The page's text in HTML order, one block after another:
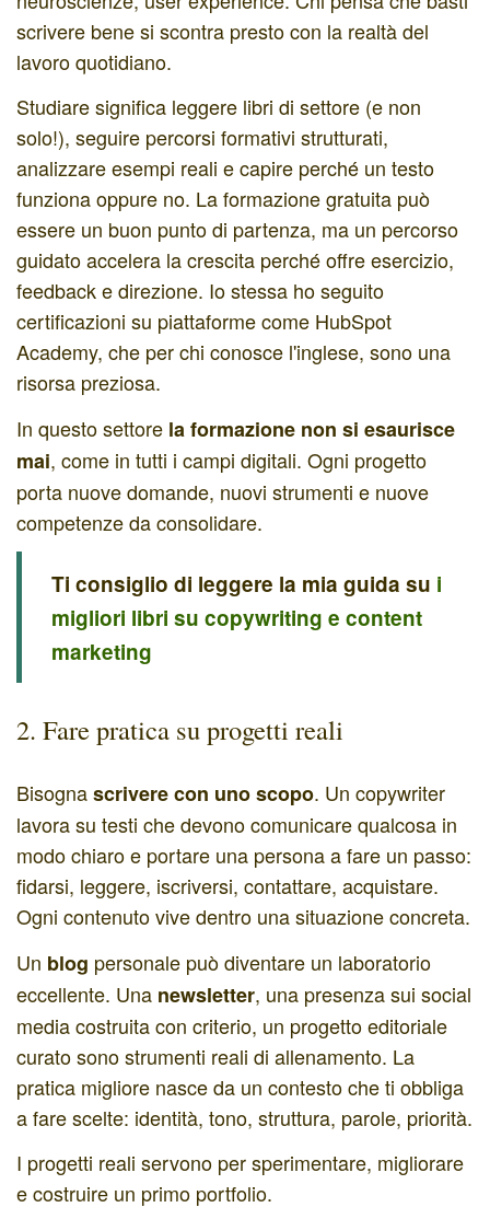
scrivere bene si scontra presto con la realtà del
lavoro quotidiano.
Studiare significa leggere libri di settore (e non
solo!), seguire percorsi formativi strutturati,
analizzare esempi reali e capire perché un testo
funziona oppure no. La formazione gratuita può
essere un buon punto di partenza, ma un percorso
guidato accelera la crescita perché offre esercizio,
feedback e direzione. Io stessa ho seguito
certificazioni su piattaforme come HubSpot
Academy, che per chi conosce l'inglese, sono una
risorsa preziosa.
In questo settore la formazione non si esaurisce
mai, come in tutti i campi digitali. Ogni progetto
porta nuove domande, nuovi strumenti e nuove
competenze da consolidare.
Ti consiglio di leggere la mia guida su i
migliori libri su copywriting e content
marketing
2. Fare pratica su progetti reali
Bisognascrivere con uno scopo. Un copywriter
lavora su testi che devono comunicare qualcosa in
modo chiaro e portare una persona a fare un passo:
fidarsi, leggere, iscriversi, contattare, acquistare.
Ogni contenuto vive dentro una situazione concreta.
Un blog personale può diventare un laboratorio
eccellente. Una newsletter, una presenza sui social
media costruita con criterio, un progetto editoriale
curato sono strumenti reali di allenamento. La
pratica migliore nasce da un contesto che ti obbliga
a fare scelte: identità, tono, struttura, parole, priorità.
I progetti reali servono per sperimentare, migliorare
e costruire un primo portfolio.